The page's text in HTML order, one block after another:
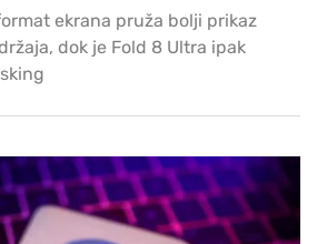
ekrana pruža bolji prikaz
dok je Fold 8 Ultra ipak